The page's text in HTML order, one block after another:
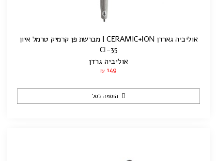
אוליביה גארדן CERAMIC+ION | מברשת פן קרמיק טרמל איון
CI-35
אוליביה גרדן
₪ 149
הוספה לסל